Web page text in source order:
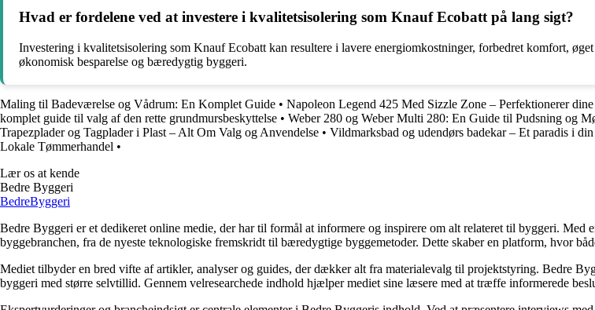
Hvad er fordelene ved at investere i kvalitetsisolering som Knauf Ecobatt på lang sigt?
Investering i kvalitetsisolering som Knauf Ecobatt kan resultere i lavere energiomkostninger, forbedret komfort,
økonomisk besparelse og bæredygtig byggeri.
Maling til Badeværelse og Vådrum: En Komplet Guide • Napoleon Legend 425 Med Sizzle Zone – Perfektionerer
komplet guide til valg af den rette grundmursbeskyttelse • Weber 280 og Weber Multi 280: En Guide til Pudsning og
Trapezplader og Tagplader i Plast – Alt Om Valg og Anvendelse • Vildmarksbad og udendørs badekar – Et paradis i
Lokale Tømmerhandel •
Lær os at kende
Bedre Byggeri
BedreByggeri
Bedre Byggeri er et dedikeret online medie, der har til formål at informere og inspirere om alt relateret til byggeri. Med
byggebranchen, fra de nyeste teknologiske fremskridt til bæredygtige byggemetoder. Dette skaber en platform, hvor
Mediet tilbyder en bred vifte af artikler, analyser og guides, der dækker alt fra materialevalg til projektstyring. Bedre
byggeri med større selvtillid. Gennem velresearchede indhold hjælper mediet sine læsere med at træffe informerede